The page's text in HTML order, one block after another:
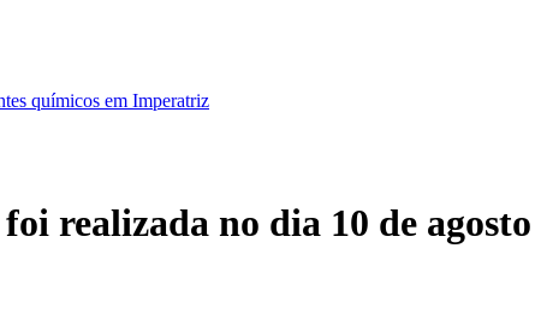
químicos em Imperatriz
realizada no dia 10 de agosto